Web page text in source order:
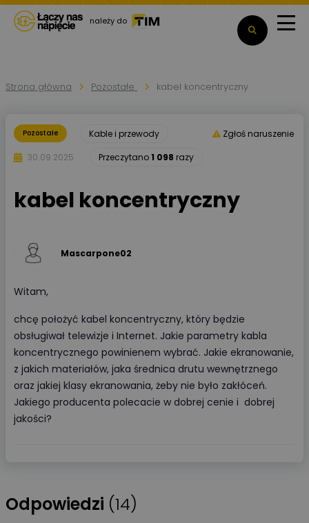
należy do
Strona główna Pozostałe kabel koncentryczny
Kable i przewody
Pozostałe
30.09.2025 Przeczytano1 098 razy
Zgłoś naruszenie
kabel koncentryczny
Mascarpone02
Witam,
chcę położyć kabel koncentryczny, który będzie
obsługiwał telewizje i Internet. Jakie parametry kabla
koncentrycznego powinienem wybrać. Jakie ekranowanie,
z jakich materiałów, jaka średnica drutu wewnętrznego
oraz jakiej klasy ekranowania, żeby nie było zakłóceń.
Jakiego producenta polecacie w dobrej cenie i dobrej
jakości?
Odpowiedzi (14)